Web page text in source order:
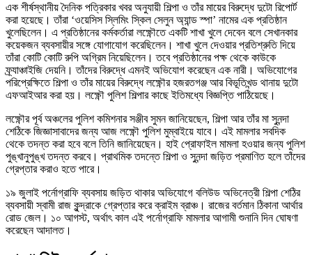
এক শীর্ষস্থানীয় দৈনিক পত্রিকার খবর অনুযায়ী শিল্পা ও তাঁর মায়ের বিরুদ্ধে দুটো রিপোর্ট
করা হয়েছে। তাঁরা ‘ওয়েসিস স্লিমিং স্কিল সেলুন অ্যান্ড স্পা’ নামের এক প্রতিষ্ঠান
খুলেছিলেন। এ প্রতিষ্ঠানের কর্মকর্তারা লক্ষ্ণৌতে একটি শাখা খুলে দেবেন বলে সেখানকার
কয়েকজন ব্যবসায়ীর সঙ্গে যোগাযোগ করেছিলেন। শাখা খুলে দেওয়ার প্রতিশ্রুতি দিয়ে
তাঁরা কোটি কোটি রুপি অগ্রিম নিয়েছিলেন। তবে প্রতিষ্ঠানের পক্ষ থেকে কাউকে
ফ্র্যাঞ্চাইজি দেয়নি। তাঁদের বিরুদ্ধে এমনই অভিযোগ করেছেন এক নারী। অভিযোগের
পরিপ্রেক্ষিতে শিল্পা ও তাঁর মায়ের বিরুদ্ধে লক্ষ্ণৌর হজরতগঞ্জ আর বিভূতিখন্ড থানায় দুটো
এফআইআর করা হয়। লক্ষ্ণৌ পুলিশ শিল্পার কাছে ইতিমধ্যে বিজ্ঞপ্তি পাঠিয়েছে।
লক্ষ্ণৌর পূর্ব অঞ্চলের পুলিশ কমিশনার সঞ্জীব সুমন জানিয়েছেন, শিল্পা আর তাঁর মা সুনন্দা
শেঠিকে জিজ্ঞাসাবাদের জন্য আজ লক্ষ্ণৌ পুলিশ মুম্বাইয়ে যাবে। এই মামলার সবদিক
থেকে তদন্ত করা হবে বলে তিনি জানিয়েছেন। হাই প্রোফাইল মামলা হওয়ার জন্য পুলিশ
পুঙ্খানুপুঙ্খ তদন্ত করবে। প্রাথমিক তদন্তে শিল্পা ও সুনন্দা জড়িত প্রমাণিত হলে তাঁদের
গ্রেপ্তার করাও হতে পারে।
১৯ জুলাই পর্নোগ্রাফি ব্যবসায় জড়িত থাকার অভিযোগে বলিউড অভিনেত্রী শিল্পা শেঠির
ব্যবসায়ী স্বামী রাজ কুন্দ্রাকে গ্রেপ্তার করে ক্রাইম ব্রাঞ্চ। রাজের বর্তমান ঠিকানা আর্থার
রোড জেল। ১০ আগস্ট, অর্থাৎ কাল এই পর্নোগ্রাফি মামলার আগামী শুনানি দিন ঘোষণা
করেছেন আদালত।